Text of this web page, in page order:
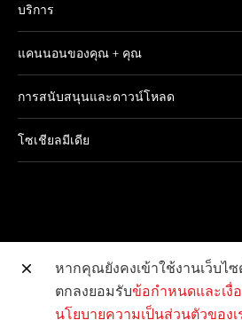
บริการ
แคนนอนของคุณ + คุณ
การสนับสนุนและดาวน์โหลด
โซเชียลมีเดีย
เว็บไซต์อื่น ๆ ของแคนนอน
หากคุณยังคงเข้าใช้งานเว็บไ
ตกลงยอมรับข้อกำหนดและเงื่
นโยบายความเป็นส่วนตัวของเ